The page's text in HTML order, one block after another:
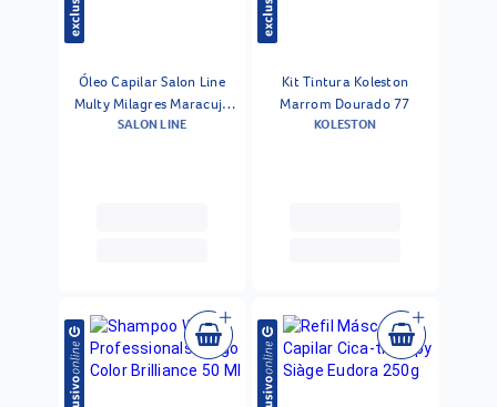
Óleo Capilar Salon Line
Multy Milagres Maracujá
50ml
SALON LINE
Kit Tintura Koleston
Marrom Dourado 77
KOLESTON